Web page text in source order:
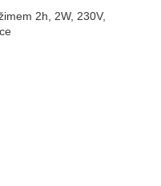
2h, 2W, 230V,